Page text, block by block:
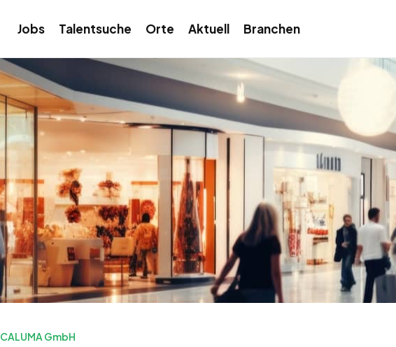
Jobs Talentsuche Orte Aktuell Branchen
CALUMA GmbH